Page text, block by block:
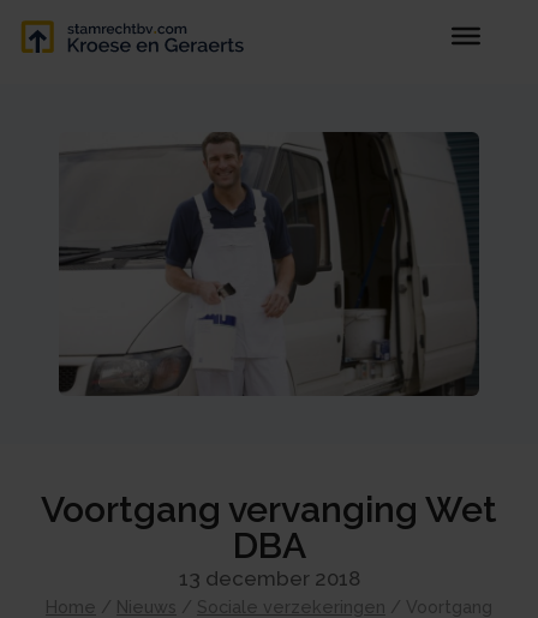
Voortgang vervanging Wet
DBA
13 december 2018
Home / Nieuws / Sociale verzekeringen / Voortgang